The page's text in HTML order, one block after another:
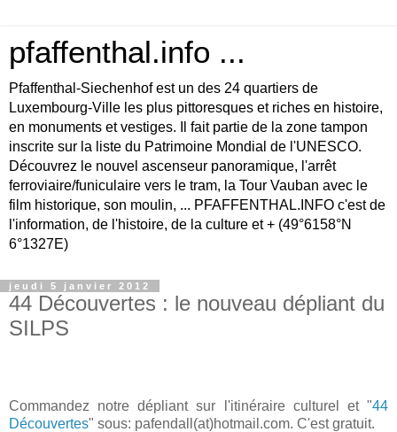
pfaffenthal.info ...
Pfaffenthal-Siechenhof est un des 24 quartiers de
Luxembourg-Ville les plus pittoresques et riches en histoire,
en monuments et vestiges. Il fait partie de la zone tampon
inscrite sur la liste du Patrimoine Mondial de l'UNESCO.
Découvrez le nouvel ascenseur panoramique, l'arrêt
ferroviaire/funiculaire vers le tram, la Tour Vauban avec le
film historique, son moulin, ... PFAFFENTHAL.INFO c'est de
l'information, de l'histoire, de la culture et + (49°6158°N
6°1327E)
jeudi 5 janvier 2012
44 Découvertes : le nouveau dépliant du
SILPS
Commandez notre dépliant sur l'itinéraire culturel et "44
Découvertes" sous: pafendall(at)hotmail.com. C'est gratuit.